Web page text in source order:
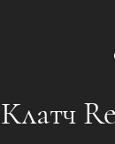
Клатч